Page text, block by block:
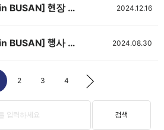
[2024 K-ICT WEEK in BUSAN] 현장 스케치 영상 2024.12.16
[2024 K-ICT WEEK in BUSAN] 행사 배치도 공개 2024.08.30
2 3 4